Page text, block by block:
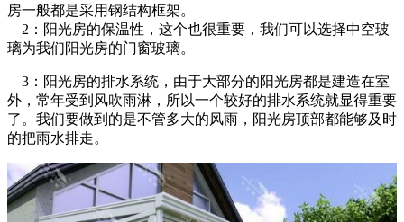
房一般都是采用钢结构框架。
2：阳光房的保温性，这个也很重要，我们可以选择中空玻
璃为我们阳光房的门窗玻璃。
3：阳光房的排水系统，由于大部分的阳光房都是建造在室
外，常年受到风吹雨淋，所以一个较好的排水系统就显得重要
了。我们要做到的是不管多大的风雨，阳光房顶部都能够及时
的把雨水排走。